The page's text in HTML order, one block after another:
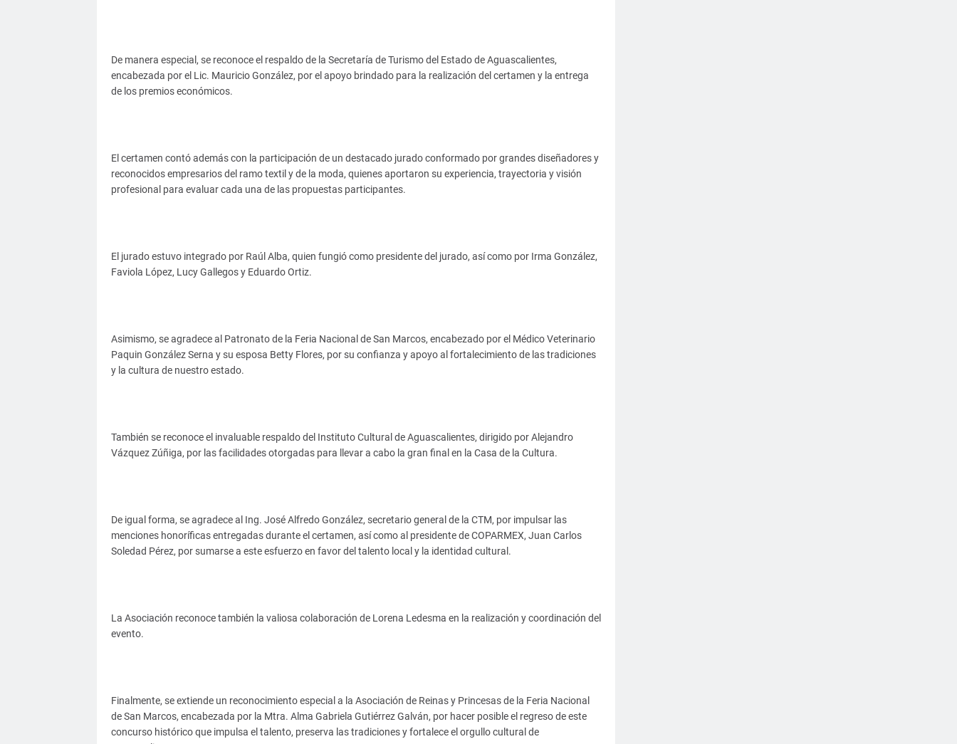
De manera especial, se reconoce el respaldo de la Secretaría de Turismo del Estado de Aguascalientes,
encabezada por el Lic. Mauricio González, por el apoyo brindado para la realización del certamen y la entrega
de los premios económicos.
El certamen contó además con la participación de un destacado jurado conformado por grandes diseñadores y
reconocidos empresarios del ramo textil y de la moda, quienes aportaron su experiencia, trayectoria y visión
profesional para evaluar cada una de las propuestas participantes.
El jurado estuvo integrado por Raúl Alba, quien fungió como presidente del jurado, así como por Irma González,
Faviola López, Lucy Gallegos y Eduardo Ortiz.
Asimismo, se agradece al Patronato de la Feria Nacional de San Marcos, encabezado por el Médico Veterinario
Paquin González Serna y su esposa Betty Flores, por su confianza y apoyo al fortalecimiento de las tradiciones
y la cultura de nuestro estado.
También se reconoce el invaluable respaldo del Instituto Cultural de Aguascalientes, dirigido por Alejandro
Vázquez Zúñiga, por las facilidades otorgadas para llevar a cabo la gran final en la Casa de la Cultura.
De igual forma, se agradece al Ing. José Alfredo González, secretario general de la CTM, por impulsar las
menciones honoríficas entregadas durante el certamen, así como al presidente de COPARMEX, Juan Carlos
Soledad Pérez, por sumarse a este esfuerzo en favor del talento local y la identidad cultural.
La Asociación reconoce también la valiosa colaboración de Lorena Ledesma en la realización y coordinación del
evento.
Finalmente, se extiende un reconocimiento especial a la Asociación de Reinas y Princesas de la Feria Nacional
de San Marcos, encabezada por la Mtra. Alma Gabriela Gutiérrez Galván, por hacer posible el regreso de este
concurso histórico que impulsa el talento, preserva las tradiciones y fortalece el orgullo cultural de